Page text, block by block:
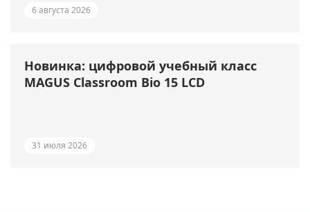
6 августа 2026
Новинка: цифровой учебный класс
MAGUS Classroom Bio 15 LCD
31 июля 2026